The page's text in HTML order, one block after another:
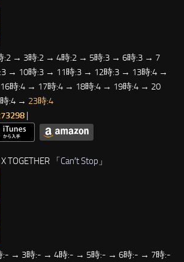
:2 → 3時:2 → 4時:2 → 5時:3 → 6時:3 → 7
→ 10時:3 → 11時:3 → 12時:3 → 13時:4 →
時:4 → 17時:4 → 18時:4 → 19時:4 → 20
:4 → 23時:4
|
TOGETHER 「Can′t Stop 」
:- → 3時:- → 4時:- → 5時:- → 6時:- → 7時:-